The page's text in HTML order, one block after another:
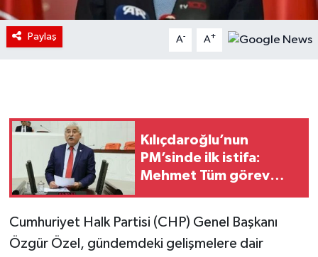
Paylaş A- A+
Kılıçdaroğlu’nun
PM’sinde ilk istifa:
Mehmet Tüm görev
Cumhuriyet Halk Partisi (CHP) Genel Başkanı
Özgür Özel, gündemdeki gelişmelere dair